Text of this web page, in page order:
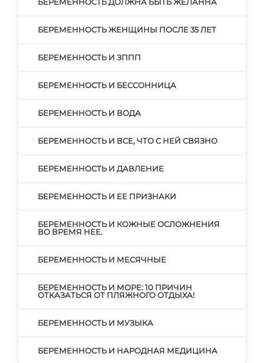
БЕРЕМЕННОСТЬ ЖЕНЩИНЫ ПОСЛЕ 35 ЛЕТ
БЕРЕМЕННОСТЬ И ЗППП
БЕРЕМЕННОСТЬ И БЕССОННИЦА
БЕРЕМЕННОСТЬ И ВОДА
БЕРЕМЕННОСТЬ И ВСЕ, ЧТО С НЕЙ СВЯЗНО
БЕРЕМЕННОСТЬ И ДАВЛЕНИЕ
БЕРЕМЕННОСТЬ И ЕЕ ПРИЗНАКИ
БЕРЕМЕННОСТЬ И КОЖНЫЕ ОСЛОЖНЕНИЯ
ВО ВРЕМЯ НЕЕ.
БЕРЕМЕННОСТЬ И МЕСЯЧНЫЕ
БЕРЕМЕННОСТЬ И МОРЕ: 10 ПРИЧИН
ОТКАЗАТЬСЯ ОТ ПЛЯЖНОГО ОТДЫХА!
БЕРЕМЕННОСТЬ И МУЗЫКА
БЕРЕМЕННОСТЬ И НАРОДНАЯ МЕДИЦИНА